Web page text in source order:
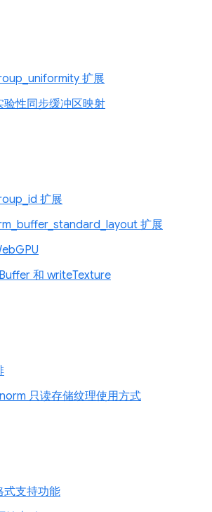
扩展
验性同步缓冲区映射
扩展
扩展
和 writeTexture
只读存储纹理使用方式
式支持功能